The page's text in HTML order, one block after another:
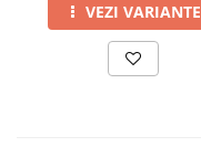
VEZI VARIANTE